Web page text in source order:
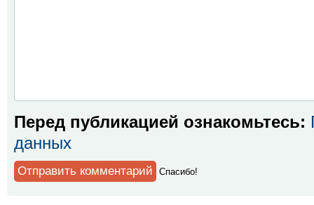
Перед публикацией ознакомьтесь:
данных
Спaсибо!